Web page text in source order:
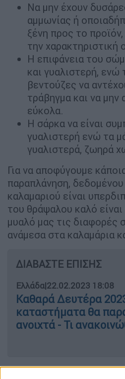
Να μην έχουν
αμμωνίας ή
ξένη προς το
την χαρακτηριστική
Η επιφάνεια του
και γυαλιστερή, ενώ
βεντούζες να
τράβηγμα και να μην
εύκολα.
Η σάρκα να είναι
γυαλιστερή ενώ τα
γυαλιστερά, ζωηρά
Για να αποφύγουμε
παραπλάνηση, δεδομένου
καλαμαριού είναι
του θράψαλου καλό
μυαλό μας τις διαφορές
ανάμεσα στα καλαμάρια
ΔΙΑΒΑΣΤΕ ΕΠΙΣΗΣ
Ελλάδα|22.02.2023 18:08
Καθαρά Δευτέρα
καταστήματα θα
ανοιχτά - Τι